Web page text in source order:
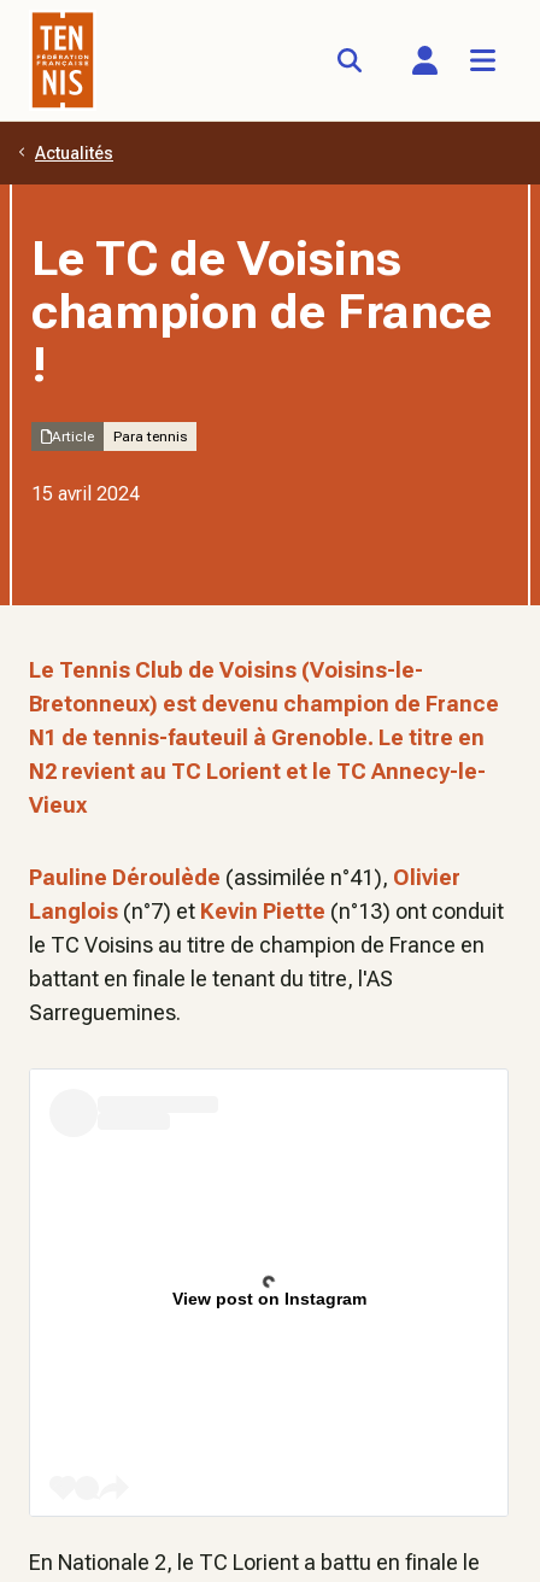
Aller au contenu principal
Actualités
Le TC de Voisins
champion de France
!
Article Para tennis
15 avril 2024
Le Tennis Club de Voisins (Voisins-le-
Bretonneux) est devenu champion de France
N1 de tennis-fauteuil à Grenoble. Le titre en
N2 revient au TC Lorient et le TC Annecy-le-
Vieux
Pauline Déroulède (assimilée n°41), Olivier
Langlois (n°7) et Kevin Piette (n°13) ont conduit
le TC Voisins au titre de champion de France en
battant en finale le tenant du titre, l'AS
Sarreguemines.
View post on Instagram
En Nationale 2, le TC Lorient a battu en finale le